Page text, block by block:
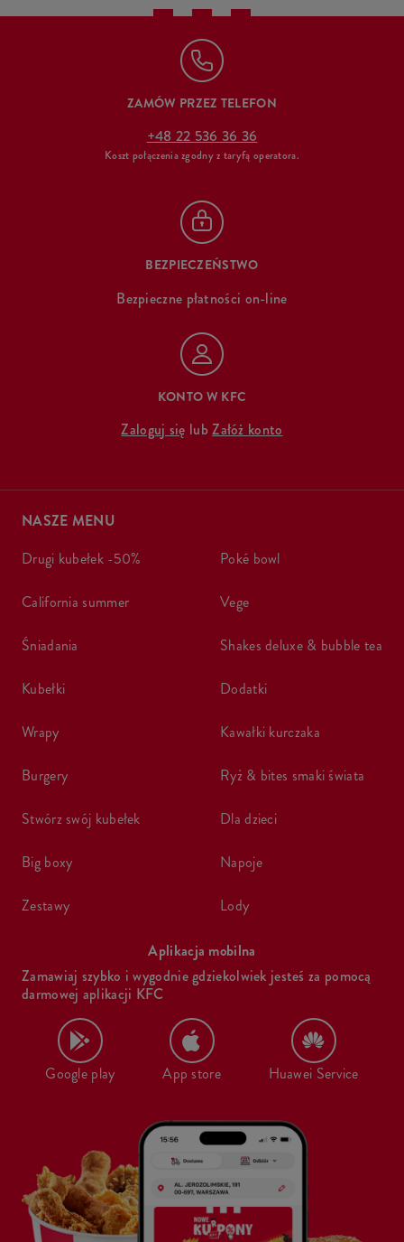
ZAMÓW PRZEZ TELEFON
+48 22 536 36 36
Koszt połączenia zgodny z taryfą operatora.
BEZPIECZEŃSTWO
Bezpieczne płatności on-line
KONTO W KFC
Zaloguj się lubZałóż konto
NASZE MENU
drugi kubełek -50%
california summer
śniadania
kubełki
wrapy
burgery
stwórz swój kubełek
big boxy
zestawy
poké bowl
vege
shakes deluxe & bubble tea
dodatki
kawałki kurczaka
ryż & bites smaki świata
dla dzieci
napoje
lody
Aplikacja mobilna
Zamawiaj szybko i wygodnie gdziekolwiek jesteś za pomocą
darmowej aplikacji KFC
Google play App store Huawei Service